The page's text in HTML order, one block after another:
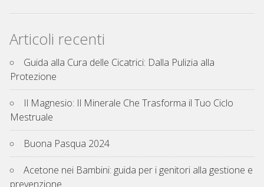
Articoli recenti
Guida alla Cura delle Cicatrici: Dalla Pulizia alla
Protezione
Il Magnesio: Il Minerale Che Trasforma il Tuo Ciclo
Mestruale
Buona Pasqua 2024
Acetone nei Bambini: guida per i genitori alla gestione e
prevenzione